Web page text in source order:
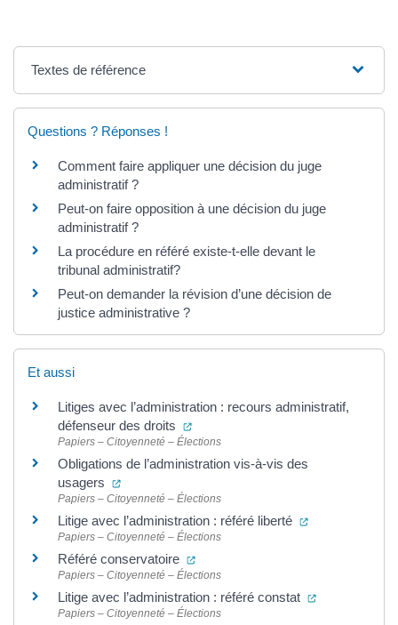
Textes de référence
Questions ? Réponses !
Comment faire appliquer une décision du juge
administratif ?
Peut-on faire opposition à une décision du juge
administratif ?
La procédure en référé existe-t-elle devant le
tribunal administratif?
Peut-on demander la révision d’une décision de
justice administrative ?
Et aussi
Litiges avec l’administration : recours administratif,
défenseur des droits
(ouverture dans un nouvel onglet)
Papiers – Citoyenneté – Élections
Obligations de l’administration vis-à-vis des
usagers
(ouverture dans un nouvel onglet)
Papiers – Citoyenneté – Élections
Litige avec l’administration : référé liberté (ouverture
Papiers – Citoyenneté – Élections
Référé conservatoire (ouverture dans un nouvel onglet)
Papiers – Citoyenneté – Élections
Litige avec l’administration : référé constat (ouverture
Papiers – Citoyenneté – Élections